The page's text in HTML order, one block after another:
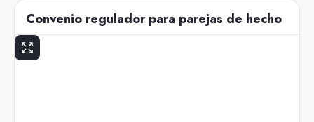
Convenio regulador para parejas de hecho